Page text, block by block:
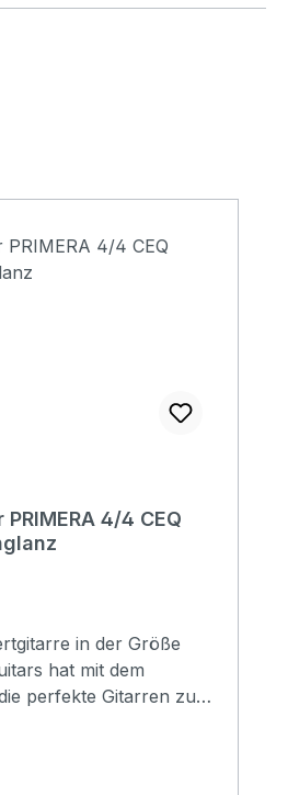
4/4 CEQ
in der Größe
hat mit dem
perfekte Gitarren zum